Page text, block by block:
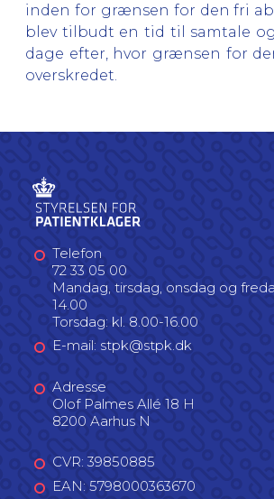
inden for grænsen for den fri
blev tilbudt en tid til samtale
dage efter, hvor grænsen for
overskredet.
Telefon
72 33 05 00
Mandag, tirsdag, onsdag og
14.00
Torsdag: kl. 8.00-16.00
E-mail: stpk@stpk.dk
Adresse
Olof Palmes Allé 18 H
8200 Aarhus N
CVR: 39850885
EAN: 5798000363670